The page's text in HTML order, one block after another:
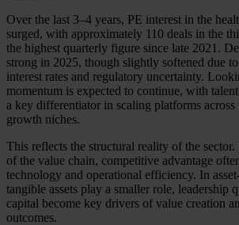
Over the last 3–4 years, PE interest in the
surged, with approximately 110 deals in the
the highest quarterly figure since late 2021.
strong in 2025, though slightly softened due
interest rates and regulatory uncertainty.
momentum is expected to continue, with
a key differentiator in scaling platforms
growth niches.
This reflects the structural reality of the sector.
of the value chain, competitive advantage
technology and operational efficiency. In
tangible assets play a smaller role, leadership
capital become key drivers of value creation
outcomes.